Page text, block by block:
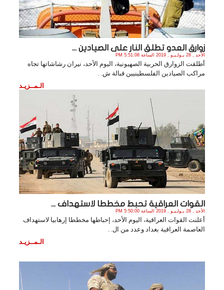
زوارق العدو تطلق النار على الصيادين ...
الأحد , 28 يـولـيـو , 2019 الساعة 5:51:08 PM
أطلقت الزوارق الحربية الصهيونية، اليوم الأحد، نيران رشاشاتها تجاه
مراكب الصيادين الفلسطينيين قبالة ش. .
الـمــزيـد
القوات العراقية تحبط مخططا لاستهداف ...
الأحد , 28 يـولـيـو , 2019 الساعة 5:50:00 PM
أعلنت القوات العراقية، اليوم الأحد، إحباطها مخططا إرهابيا لاستهداف
العاصمة العراقية بغداد وعدد من ال. .
الـمــزيـد